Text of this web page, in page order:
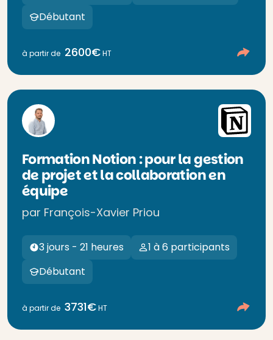
Débutant
à partir de 2600€HT
Formation Notion : pour la gestion
de projet et la collaboration en
équipe
par François-Xavier Priou
3 jours - 21 heures
1 à 6 participants
Débutant
à partir de 3731€HT